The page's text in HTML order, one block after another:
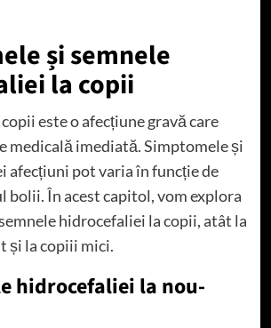
și semnele
la copii
este o afecțiune gravă care
medicală imediată. Simptomele și
afecțiuni pot varia în funcție de
bolii. În acest capitol, vom explora
hidrocefaliei la copii, atât la
și la copiii mici.
hidrocefaliei la nou-